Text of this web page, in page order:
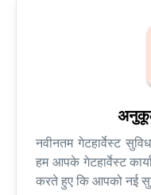
नवीनतम गेटहार्वेस्ट
हम आपके गेटहार्वेस्ट
करते हुए कि आपको नई